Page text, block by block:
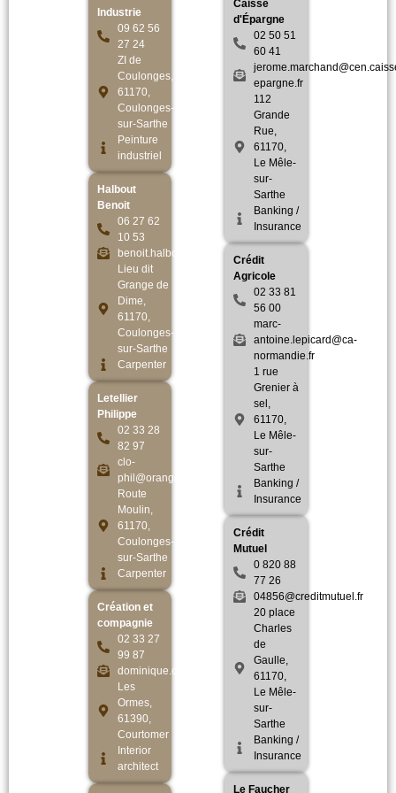
Industrie
09 62 56
27 24
ZI de
Coulonges,
61170,
Coulonges-
sur-Sarthe
Peinture
industriel
Halbout
Benoit
06 27 62
10 53
benoit.halbout@live.fr
Lieu dit
Grange de
Dime,
61170,
Coulonges-
sur-Sarthe
Carpenter
Letellier
Philippe
02 33 28
82 97
clo-
phil@orange.fr
Route
Moulin,
61170,
Coulonges-
sur-Sarthe
Carpenter
Création et
compagnie
02 33 27
99 87
dominique.crete@gmail.com
Les
Ormes,
61390,
Courtomer
Interior
architect
Caisse
d'Épargne
02 50 51
60 41
epargne.fr
112
Grande
Rue,
61170,
Le Mêle-
sur-
Sarthe
Banking /
Insurance
Crédit
Agricole
02 33 81
56 00
marc-
antoine.lepicard@ca-
normandie.fr
1 rue
Grenier à
sel,
61170,
Le Mêle-
sur-
Sarthe
Banking /
Insurance
Crédit
Mutuel
0 820 88
77 26
04856@creditmutuel.fr
20 place
Charles
de
Gaulle,
61170,
Le Mêle-
sur-
Sarthe
Banking /
Insurance
Le Faucher